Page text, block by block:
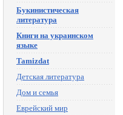
Букинистическая
литература
Книги на украинском
языке
Tamizdat
Детская литература
Дом и семья
Еврейский мир